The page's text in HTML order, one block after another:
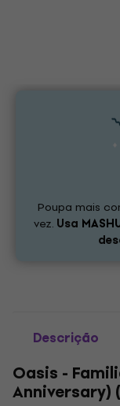
Poupa mais
vez. Usa
Descrição
Oasis -
Anniversary)